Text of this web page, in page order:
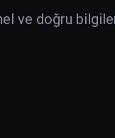
ve doğru